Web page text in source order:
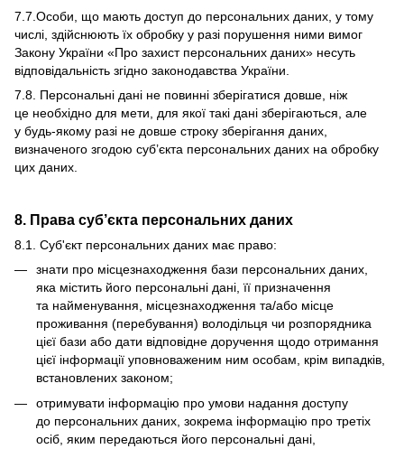
7.7.Особи, що мають доступ до персональних даних, у тому
числі, здійснюють їх обробку у разі порушення ними вимог
Закону України «Про захист персональних даних» несуть
відповідальність згідно законодавства України.
7.8. Персональні дані не повинні зберігатися довше, ніж
це необхідно для мети, для якої такі дані зберігаються, але
у будь-якому разі не довше строку зберігання даних,
визначеного згодою суб’єкта персональних даних на обробку
цих даних.
8. Права суб’єкта персональних даних
8.1. Суб'єкт персональних даних має право:
знати про місцезнаходження бази персональних даних,
яка містить його персональні дані, її призначення
та найменування, місцезнаходження та/або місце
проживання (перебування) володільця чи розпорядника
цієї бази або дати відповідне доручення щодо отримання
цієї інформації уповноваженим ним особам, крім випадків,
встановлених законом;
отримувати інформацію про умови надання доступу
до персональних даних, зокрема інформацію про третіх
осіб, яким передаються його персональні дані,